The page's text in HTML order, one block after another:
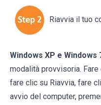
Riavvia il tuo
Windows XP e Windows
modalità provvisoria.
fare clic su Riavvia, fare
avvio del computer,